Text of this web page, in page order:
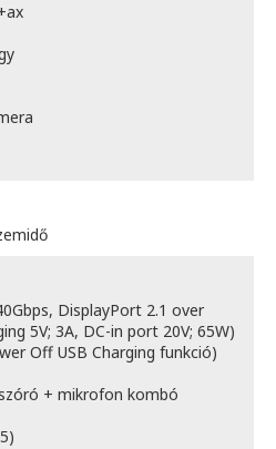
DisplayPort 2.1 over
5V; 3A, DC-in port 20V; 65W)
Off USB Charging funkció)
+ mikrofon kombó